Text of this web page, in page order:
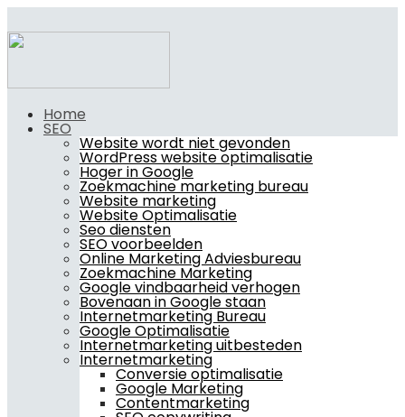
Home
SEO
Website wordt niet gevonden
WordPress website optimalisatie
Hoger in Google
Zoekmachine marketing bureau
Website marketing
Website Optimalisatie
Seo diensten
SEO voorbeelden
Online Marketing Adviesbureau
Zoekmachine Marketing
Google vindbaarheid verhogen
Bovenaan in Google staan
Internetmarketing Bureau
Google Optimalisatie
Internetmarketing uitbesteden
Internetmarketing
Conversie optimalisatie
Google Marketing
Contentmarketing